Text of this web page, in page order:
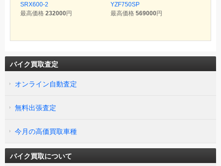
SRX600-2
最高価格 232000円
YZF750SP
最高価格 569000円
バイク買取査定
オンライン自動査定
無料出張査定
今月の高価買取車種
バイク買取について